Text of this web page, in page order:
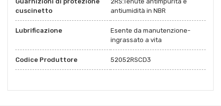
cuscinetto
antiumidità in NBR
Lubrificazione
Esente da manutenzione-
ingrassato a vita
Codice Produttore 52052RSCD3